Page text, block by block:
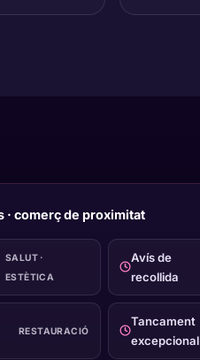
· comerç de proximitat
SALUT ·
ESTÈTICA
Avís de
recollida
RESTAURACIÓ
Tancament
excepcional